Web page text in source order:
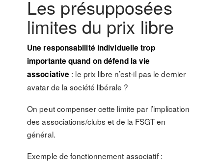
Les présupposées
limites du prix libre
Une responsabilité individuelle trop
importante quand on défend la vie
associative : le prix libre n’est-il pas le dernier
avatar de la société libérale ?
On peut compenser cette limite par l’implication
des associations/clubs et de la FSGT en
général.
Exemple de fonctionnement associatif :